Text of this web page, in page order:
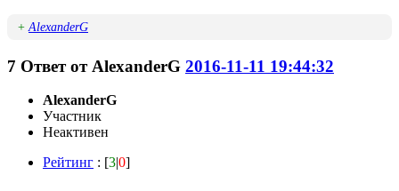
+ AlexanderG
7 Ответ от AlexanderG 2016-11-11 19:44:32
AlexanderG
Участник
Неактивен
Рейтинг : [3|0]